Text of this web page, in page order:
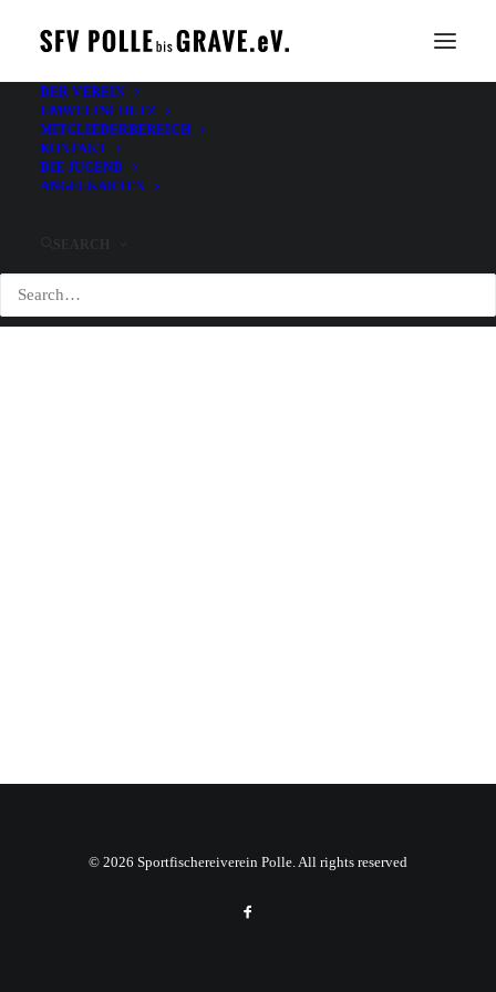
DER VEREIN
UMWELTSCHUTZ
MITGLIEDERBEREICH
KONTAKT
DIE JUGEND
ANGELKARTEN
© 2026 Sportfischereiverein Polle. All rights reserved